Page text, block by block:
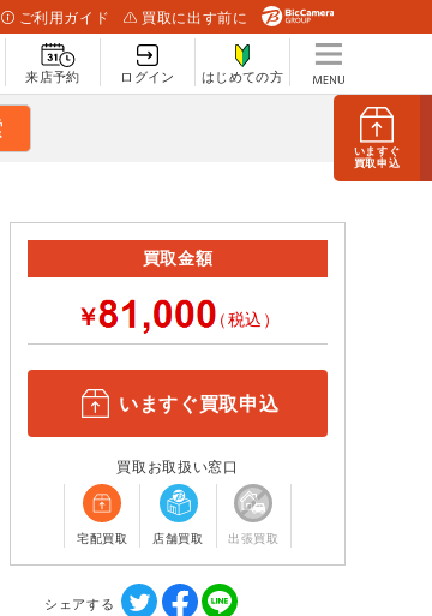
いますぐ
買取申込
ご利用ガイド 買取に出す前に
来店予約 ログイン はじめての方
買取金額
￥ （税込）
いますぐ買取申込
買取お取扱い窓口
宅配買取 店舗買取 出張買取
シェアする